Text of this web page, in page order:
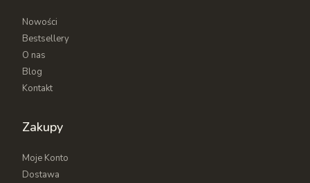
stylnawiązujący do natury. Przemyślany
grawerowany napis może wzbudzić wzruszenie u
osoby obdarowywanej – warto spędzić kilka chwil na
kompletowaniu zamówienia, które najlepiej
odzwierciedli charakter przyszłego właściciela.
Ciebiepudełko drewniane na wymiar
hurtowo i dla firm.
Nowości
Bestsellery
O nas
Blog
Kontakt
Zakupy
Moje Konto
Dostawa